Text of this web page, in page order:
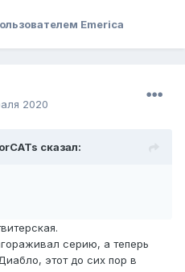
Emerica
2020
сказал:
серию, а теперь
этот до сих пор в